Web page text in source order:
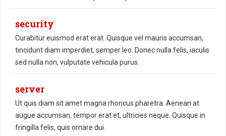
security
Curabitur euismod erat erat. Quisque vel mauris accumsan,
tincidunt diam imperdiet, semper leo. Donec nulla felis, iaculis
sed nulla non, vulputate vehicula purus.
server
Ut quis diam sit amet magna rhoncus pharetra. Aenean at
augue accumsan, tempor erat et, ultricies neque. Quisque in
fringilla felis, quis ornare dui.